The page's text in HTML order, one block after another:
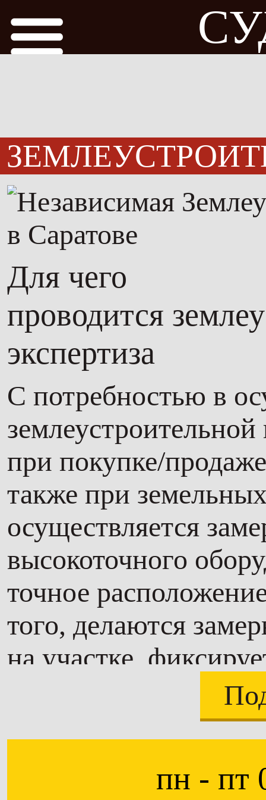
Для чего
проводится
экспертиза
С потребностью в
при покупке/
также при
осуществляется
высокоточного
точное
того, делаются
на участке,
пн - пт